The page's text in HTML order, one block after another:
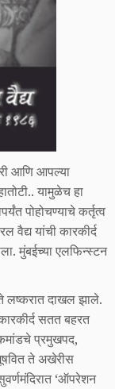
आणि आपल्या
यामुळेच हा
पोहोचण्याचे कर्तृत्व
वैद्य यांची कारकीर्द
मुंबईच्या एलफिन्स्टन
लष्करात दाखल झाले.
सतत बहरत
प्रमुखपद,
ते अखेरीस
‘ऑपरेशन